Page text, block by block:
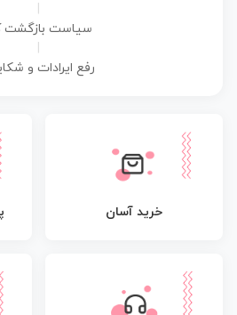
سیاست بازگشت
رفع ایرادات و
خرید آسان